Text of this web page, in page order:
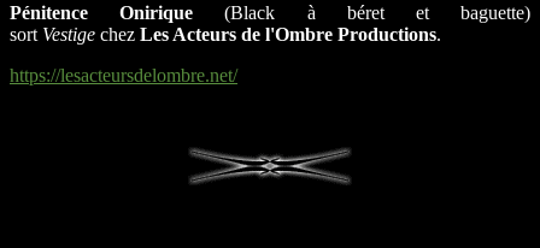
Pénitence Onirique(Black à béret et baguette)
sort Vestige chez Les Acteurs de l'Ombre Productions.
https://lesacteursdelombre.net/